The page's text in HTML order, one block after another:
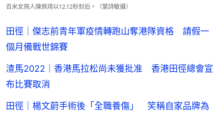
百米女飛人陳佩琦以12.12秒封后。（葉詩敏攝）
田徑｜傑志前青年軍疫情轉跑山奪港隊資格 請假一
個月備戰世錦賽
渣馬2022｜香港馬拉松尚未獲批准 香港田徑總會宣
布比賽取消
田徑｜楊文蔚手術後「全職養傷」 笑稱自家品牌為